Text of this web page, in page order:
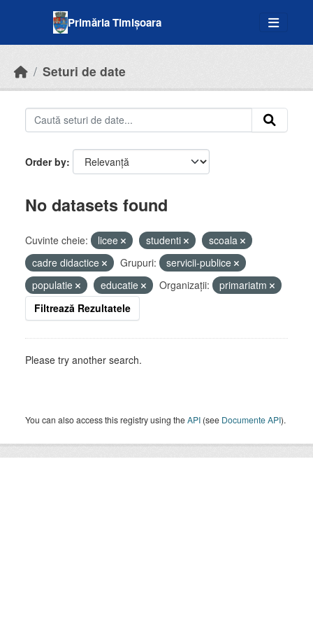
Primăria Timișoara
Seturi de date
Order by
No datasets found
Cuvinte cheie: licee studenti
scoala
cadre didactice
Grupuri:
servicii-publice
populatie
educatie Organizații:
primariatm
Filtrează Rezultatele
Please try another search.
You can also access this registry using theAPI (see Documente API).